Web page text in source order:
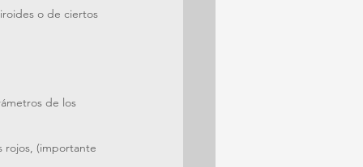
o de ciertos
de los
rojos, (importante